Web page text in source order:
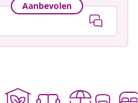
Aanbevolen